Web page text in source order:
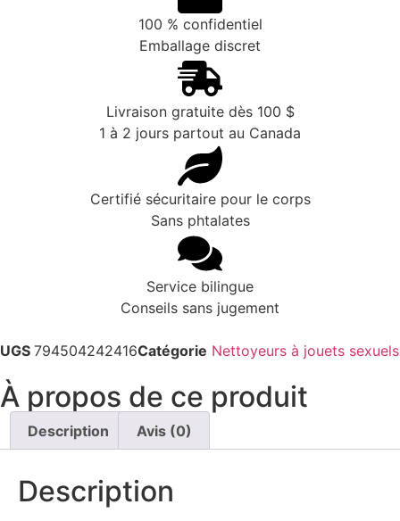
100 % confidentiel
Emballage discret
Livraison gratuite dès 100 $
1 à 2 jours partout au Canada
Certifié sécuritaire pour le corps
Sans phtalates
Service bilingue
Conseils sans jugement
UGS 794504242416Catégorie Nettoyeurs à jouets sexuels
À propos de ce produit
Description Avis (0)
Description